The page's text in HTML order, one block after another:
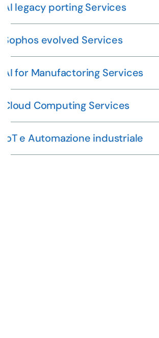
AI legacy porting Services
Sophos evolved Services
AI for Manufactoring Services
Cloud Computing Services
ioT e Automazione industriale